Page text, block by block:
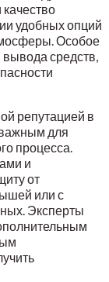
удобных опций
Особое
вывода средств,
репутацией в
важным для
процесса.
и
от
или с
Эксперты